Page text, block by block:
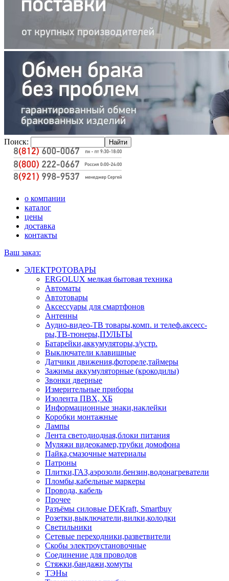
Поиск:
о компании
каталог
цены
доставка
контакты
Ваш заказ:
ЭЛЕКТРОТОВАРЫ
ERGOLUX мелкая бытовая техника
Автоматы
Автотовары
Аксессуары для смартфонов
Антенны
Аудио-видео-ТВ товары,комп. и телеф.аксесс-
ры,ТВ-тюнеры,ПУЛЬТЫ
Батарейки,аккумуляторы,з/устр.
Выключатели клавишные
Датчики движения,фотореле,таймеры
Зажимы аккумуляторные (крокодилы)
Звонки дверные
Измерительные приборы
Изолента ПВХ, ХБ
Информационные знаки,наклейки
Коробки монтажные
Лампы
Лента светодиодная,блоки питания
Муляжи видеокамер,трубки домофона
Пайка,смазочные материалы
Патроны
Плитки,ГАЗ,аэрозоли,бензин,водонагреватели
Пломбы,кабельные маркеры
Провода, кабель
Прочее
Разъёмы силовые DEKraft, Smartbuy
Розетки,выключатели,вилки,колодки
Светильники
Сетевые переходники,разветвители
Скобы электроустановочные
Соединение для проводов
Стяжки,бандажи,хомуты
ТЭНы